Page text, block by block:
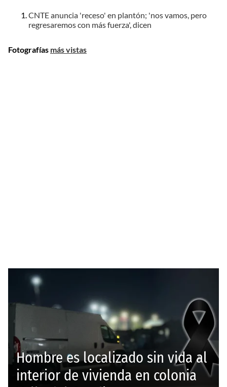
CNTE anuncia 'receso' en plantón; 'nos vamos, pero
regresaremos con más fuerza', dicen
Fotografías más vistas